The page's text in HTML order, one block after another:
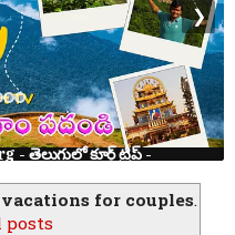
❯
vacations for couples.
posts